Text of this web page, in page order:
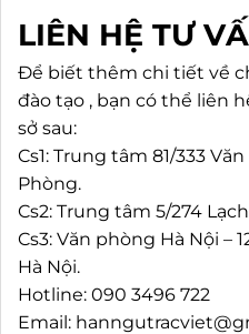
LIÊN HỆ TƯ
Để biết thêm chi tiết về
đào tạo , bạn có thể liên
sở sau:
Cs1: Trung tâm 81/333
Phòng.
Cs2: Trung tâm 5/274
Cs3: Văn phòng Hà Nội –
Hà Nội.
Hotline: 090 3496 722
Email: